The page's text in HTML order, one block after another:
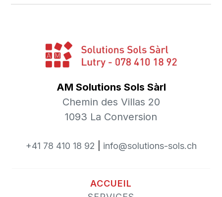
AM Solutions Sols Sàrl
Chemin des Villas 20
1093 La Conversion
+41 78 410 18 92 info@solutions-sols.ch
ACCUEIL